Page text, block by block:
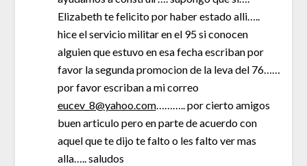
Elizabeth te felicito por haber estado alli…..
hice el servicio militar en el 95 si conocen
alguien que estuvo en esa fecha escriban por
favor la segunda promocion de la leva del 76……
por favor escriban a mi correo
eucev_8@yahoo.com……….. por cierto amigos
buen articulo pero en parte de acuerdo con
aquel que te dijo te falto o les falto ver mas
alla….. saludos